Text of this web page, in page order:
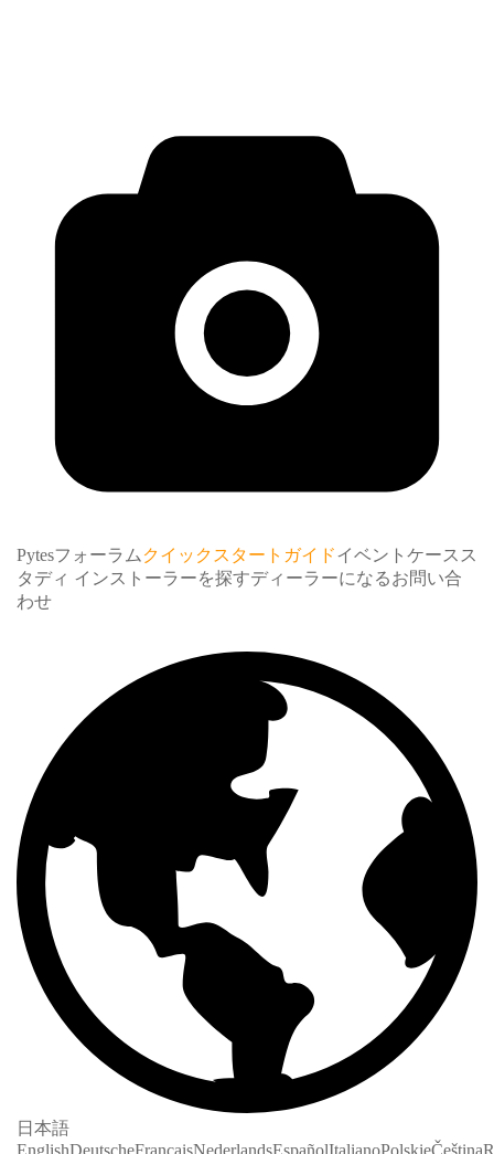
Pytesフォーラム クイックスタートガイドイベント ケースス
タディ インストーラーを探すディーラーになるお問い合
わせ
日本語
EnglishDeutscheFrançaisNederlandsEspañolItalianoPolskieČeština